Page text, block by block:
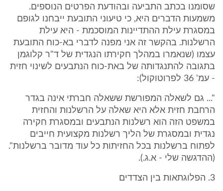
שסומנו בכתב התביעה ובהודעת הפרטים הנוספים.
משמעות הדברים היא, כי טיעוני התובעת ייבחנו לגופם
במסגרת עילת ההתדיינות המוסכמת - היא עילת
הרשלנות. בהקשר זה אני מפנה לדברי בא-כוח התובעת
עצמו (שנאמרו במהלך חקירתו הנגדית של ד"ר קלוגמן
בתגובה להתנגדותה של באת-כוח הנתבעים לשינוי חזית
- עמ' 36 לפרוטוקול):
"... גם לשאלה המפורשת ששאלה חברתי אינה בגדר
הרחבת חזית אלא היא שאלה על הרשלנות והחזית
במשפט הזה הוא רשלנות הנתבעים ובמסגרת חקירה
נגדית ובמסגרת של הליך רשלנות מקצועית חייבים
לפתוח ברשלנות בכל החזיתות כל עוד מדובר ברשלנות".
(ההדגשה שלי - א.ג.).
3. הפלוגתאות בין הצדדים